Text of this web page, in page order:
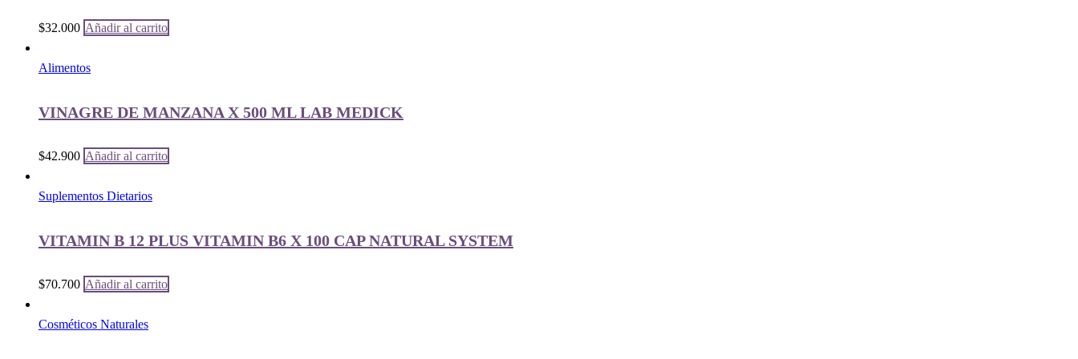
$32.000 Añadir al carrito
Alimentos
VINAGRE DE MANZANA X 500 ML LAB MEDICK
$42.900 Añadir al carrito
Suplementos Dietarios
VITAMIN B 12 PLUS VITAMIN B6 X 100 CAP NATURAL SYSTEM
$70.700 Añadir al carrito
Cosméticos Naturales